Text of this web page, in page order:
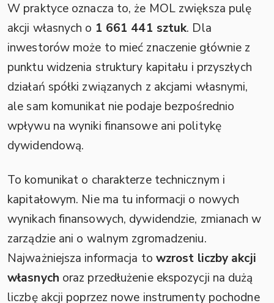
W praktyce oznacza to, że MOL zwiększa pulę
akcji własnych o 1 661 441 sztuk. Dla
inwestorów może to mieć znaczenie głównie z
punktu widzenia struktury kapitału i przyszłych
działań spółki związanych z akcjami własnymi,
ale sam komunikat nie podaje bezpośrednio
wpływu na wyniki finansowe ani politykę
dywidendową.
To komunikat o charakterze technicznym i
kapitałowym. Nie ma tu informacji o nowych
wynikach finansowych, dywidendzie, zmianach w
zarządzie ani o walnym zgromadzeniu.
Najważniejsza informacja to wzrost liczby akcji
własnych oraz przedłużenie ekspozycji na dużą
liczbę akcji poprzez nowe instrumenty pochodne